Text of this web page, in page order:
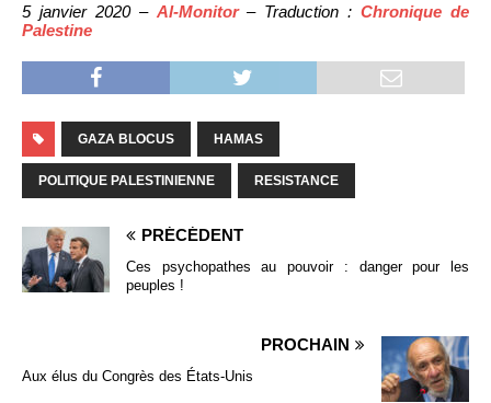
5 janvier 2020 – Al-Monitor– Traduction :Chronique de
Palestine
GAZA BLOCUS HAMAS
POLITIQUE PALESTINIENNE RESISTANCE
PRÉCÉDENT
Ces psychopathes au pouvoir : danger pour les
peuples !
PROCHAIN
Aux élus du Congrès des États-Unis